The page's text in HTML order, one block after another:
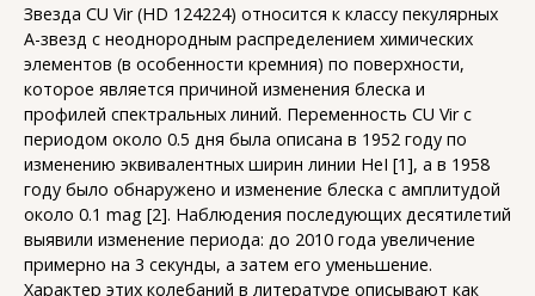
Звезда CU Vir (HD 124224) относится к классу пекулярных
A-звезд с неоднородным распределением химических
элементов (в особенности кремния) по поверхности,
которое является причиной изменения блеска и
профилей спектральных линий. Переменность CU Vir с
периодом около 0.5 дня была описана в 1952 году по
изменению эквивалентных ширин линии HeI [1], a в 1958
году было обнаружено и изменение блеска с амплитудой
около 0.1 mag [2]. Наблюдения последующих десятилетий
выявили изменение периода: до 2010 года увеличение
примерно на 3 секунды, а затем его уменьшение.
Характер этих колебаний в литературе описывают как